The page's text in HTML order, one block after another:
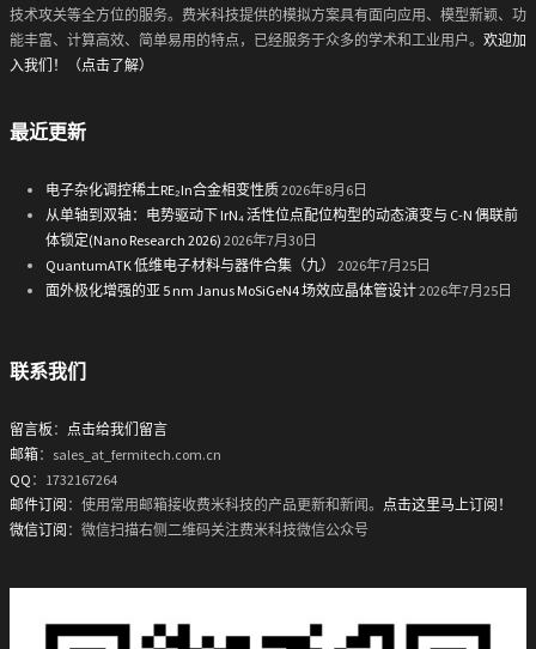
技术攻关等全方位的服务。费米科技提供的模拟方案具有面向应用、模型新颖、功
能丰富、计算高效、简单易用的特点，已经服务于众多的学术和工业用户。 欢迎加
入我们！（点击了解）
最近更新
电子杂化调控稀土RE₂In合金相变性质2026年8月6日
从单轴到双轴：电势驱动下 IrN₄ 活性位点配位构型的动态演变与 C-N 偶联前
体锁定(Nano Research 2026) 2026年7月30日
QuantumATK 低维电子材料与器件合集（九）
2026年7月25日
面外极化增强的亚 5 nm Janus MoSiGeN4 场效应晶体管设计2026年7月25日
联系我们
留言板 ： 点击给我们留言
邮箱：sales_at_fermitech.com.cn
QQ ：1732167264
邮件订阅 ：使用常用邮箱接收费米科技的产品更新和新闻。 点击这里马上订阅！
微信订阅 ：微信扫描右侧二维码关注费米科技微信公众号